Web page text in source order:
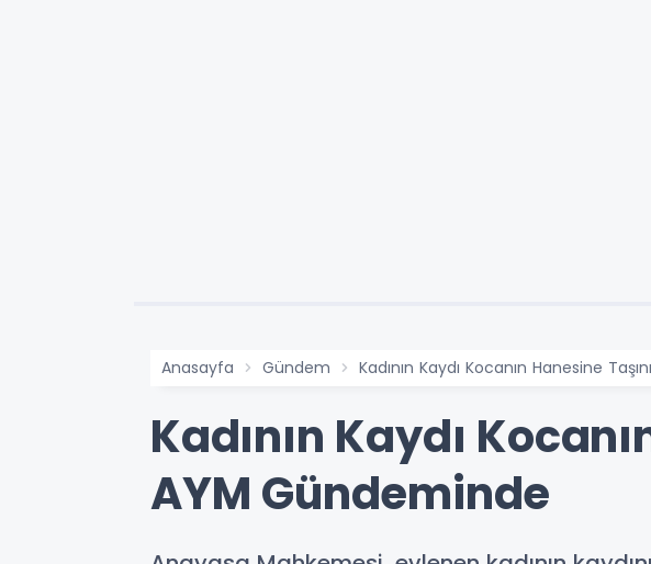
Anasayfa Gündem Kadının Kaydı Kocanın Hanesine
Kadının Kaydı
AYM Gündeminde